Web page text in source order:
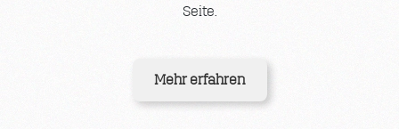
Seite.
Mehr erfahren